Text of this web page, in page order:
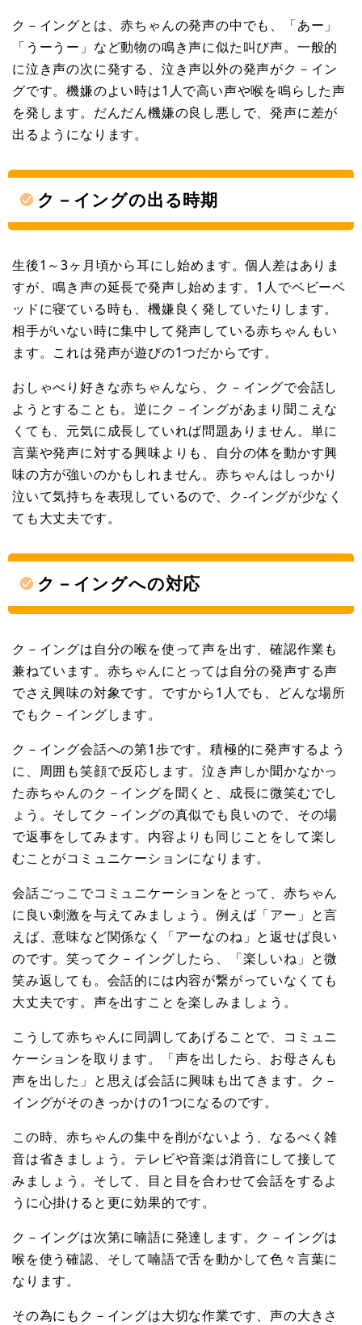
ク－イングとは、赤ちゃんの発声の中でも、「あー」
「うーうー」など動物の鳴き声に似た叫び声。一般的
に泣き声の次に発する、泣き声以外の発声がク－イン
グです。機嫌のよい時は1人で高い声や喉を鳴らした声
を発します。だんだん機嫌の良し悪しで、発声に差が
出るようになります。
ク－イングの出る時期
生後1～3ヶ月頃から耳にし始めます。個人差はありま
すが、鳴き声の延長で発声し始めます。1人でベビーベ
ッドに寝ている時も、機嫌良く発していたりします。
相手がいない時に集中して発声している赤ちゃんもい
ます。これは発声が遊びの1つだからです。
おしゃべり好きな赤ちゃんなら、ク－イングで会話し
ようとすることも。逆にク－イングがあまり聞こえな
くても、元気に成長していれば問題ありません。単に
言葉や発声に対する興味よりも、自分の体を動かす興
味の方が強いのかもしれません。赤ちゃんはしっかり
泣いて気持ちを表現しているので、ク-イングが少なく
ても大丈夫です。
ク－イングへの対応
ク－イングは自分の喉を使って声を出す、確認作業も
兼ねています。赤ちゃんにとっては自分の発声する声
でさえ興味の対象です。ですから1人でも、どんな場所
でもク－イングします。
ク－イング会話への第1歩です。積極的に発声するよう
に、周囲も笑顔で反応します。泣き声しか聞かなかっ
た赤ちゃんのク－イングを聞くと、成長に微笑むでし
ょう。そしてク－イングの真似でも良いので、その場
で返事をしてみます。内容よりも同じことをして楽し
むことがコミュニケーションになります。
会話ごっこでコミュニケーションをとって、赤ちゃん
に良い刺激を与えてみましょう。例えば「アー」と言
えば、意味など関係なく「アーなのね」と返せば良い
のです。笑ってク－イングしたら、「楽しいね」と微
笑み返しても。会話的には内容が繋がっていなくても
大丈夫です。声を出すことを楽しみましょう。
こうして赤ちゃんに同調してあげることで、コミュニ
ケーションを取ります。「声を出したら、お母さんも
声を出した」と思えば会話に興味も出てきます。ク－
イングがそのきっかけの1つになるのです。
この時、赤ちゃんの集中を削がないよう、なるべく雑
音は省きましょう。テレビや音楽は消音にして接して
みましょう。そして、目と目を合わせて会話をするよ
うに心掛けると更に効果的です。
ク－イングは次第に喃語に発達します。ク－イングは
喉を使う確認、そして喃語で舌を動かして色々言葉に
なります。
その為にもク－イングは大切な作業です、声の大きさ